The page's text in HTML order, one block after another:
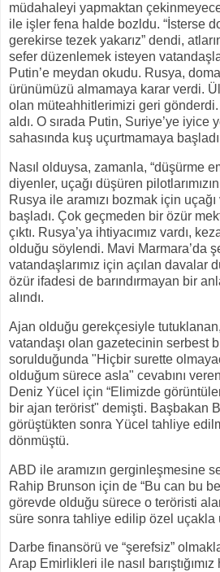
müdahaleyi yapmaktan
ile işler fena halde bozldu. “İsterse
gerekirse tezek yakarız” dendi,
sefer düzenlemek isteyen
Putin’e meydan okudu. Rusya,
ürünümüzü almamaya karar verdi.
olan müteahhitlerimizi geri gönderdi.
aldı. O sırada Putin, Suriye’ye iyice
sahasında kuş uçurtmamaya
Nasıl olduysa, zamanla, “düşürme
diyenler, uçağı düşüren
Rusya ile aramızı bozmak için
başladı. Çok geçmeden bir özür
çıktı. Rusya’ya ihtiyacımız vardı,
olduğu söylendi. Mavi Marmara’da
vatandaşlarımız için açılan davalar
özür ifadesi de barındırmayan bir
alındı.
Ajan olduğu gerekçesiyle tutuklanan,
vatandaşı olan gazetecinin serbest
sorulduğunda "Hiçbir surette
olduğum sürece asla" cevabını
Deniz Yücel için “Elimizde
bir ajan terörist" demişti. Başbakan
görüştükten sonra Yücel tahliye
dönmüştü.
ABD ile aramızın gerginleşmesine
Rahip Brunson için de “Bu can bu
görevde olduğu sürece o teröristi
süre sonra tahliye edilip özel
Darbe finansörü ve “şerefsiz”
Arap Emirlikleri ile nasıl barıştığımız